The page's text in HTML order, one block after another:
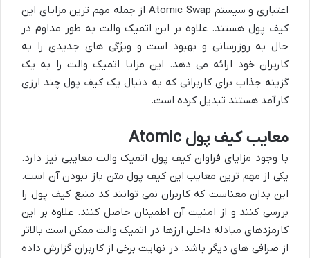
اعتباری و سیستم Atomic Swap از جمله مهم ترین مزایای این
کیف پول هستند. علاوه بر این اتمیک والت به طور مداوم در
حال به روزرسانی و بهبود است و ویژگی های جدیدی را به
کاربران خود ارائه می دهد. این مزایا اتمیک والت را به یک
گزینه جذاب برای کاربرانی که به دنبال یک کیف پول چند ارزی
کارآمد هستند تبدیل کرده است.
معایب کیف پول Atomic
با وجود مزایای فراوان کیف پول اتمیک والت معایبی نیز دارد.
یکی از مهم ترین معایب این کیف پول متن باز نبودن آن است.
این بدان معناست که کاربران نمی توانند کد منبع کیف پول را
بررسی کنند و از امنیت آن اطمینان حاصل کنند. علاوه بر این
کارمزدهای مبادله داخلی ارزها در اتمیک والت ممکن است بالاتر
از صرافی های دیگر باشد. در نهایت برخی از کاربران گزارش داده